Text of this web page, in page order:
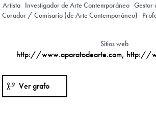
Artista Investigador de Arte Contemporáneo Gestor
Curador / Comisario (de Arte Contemporáneo)
Sitios web
http://www.aparatodearte.com, http://
Ver grafo